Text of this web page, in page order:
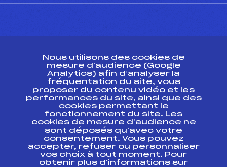
Ressources
Pass’Neige
Projet sportif fédéral
Projet de performance fédéral
Antidopage
Pôle Développement, Formation, Suivi
Scientifique
Listes ministérielles
Nous utilisons des cookies de
mesure d’audience (Google
Analytics) afin d’analyser la
fréquentation du site, vous
proposer du contenu vidéo et les
performances du site, ainsi que des
cookies permettant le
fonctionnement du site. Les
cookies de mesure d’audience ne
sont déposés qu’avec votre
consentement. Vous pouvez
accepter, refuser ou personnaliser
vos choix à tout moment. Pour
obtenir plus d'informations sur